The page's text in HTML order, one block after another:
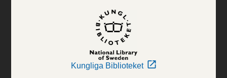
Kungliga Biblioteket